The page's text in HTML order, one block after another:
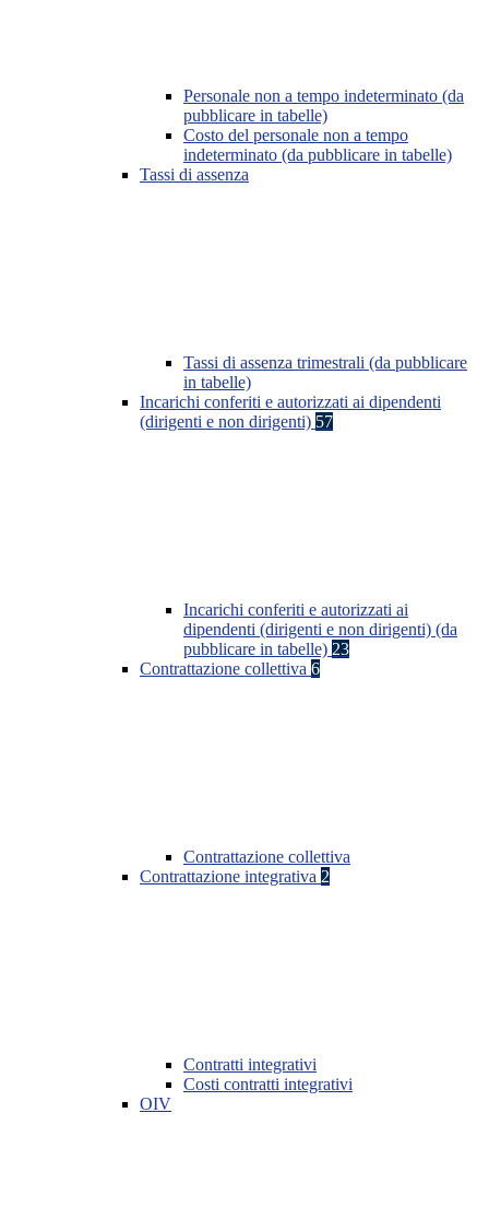
Personale non a tempo indeterminato (da
pubblicare in tabelle)
Costo del personale non a tempo
indeterminato (da pubblicare in tabelle)
Tassi di assenza
Tassi di assenza trimestrali (da pubblicare
in tabelle)
Incarichi conferiti e autorizzati ai dipendenti
(dirigenti e non dirigenti) 57
Incarichi conferiti e autorizzati ai
dipendenti (dirigenti e non dirigenti) (da
pubblicare in tabelle) 23
Contrattazione collettiva 6
Contrattazione collettiva
Contrattazione integrativa 2
Contratti integrativi
Costi contratti integrativi
OIV